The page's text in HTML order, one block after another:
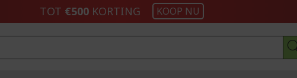
TOT €500KORTING KOOP NU